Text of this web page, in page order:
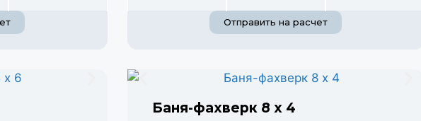
Отправить на расчет
Баня-фахверк 8 х 4